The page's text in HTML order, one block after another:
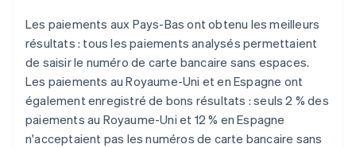
Les paiements aux Pays-Bas ont obtenu les meilleurs
résultats : tous les paiements analysés permettaient
de saisir le numéro de carte bancaire sans espaces.
Les paiements au Royaume-Uni et en Espagne ont
également enregistré de bons résultats : seuls 2 % des
paiements au Royaume-Uni et 12 % en Espagne
n'acceptaient pas les numéros de carte bancaire sans